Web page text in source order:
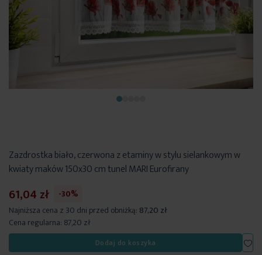
Zazdrostka biało, czerwona z etaminy w stylu sielankowym w
kwiaty maków 150x30 cm tunel MARI Eurofirany
61,04 zł
-30%
Najniższa cena z 30 dni przed obniżką: 87,20 zł
Cena regularna: 87,20 zł
Dodaj do koszyka